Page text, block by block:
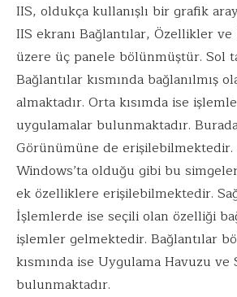
IIS, oldukça kullanışlı bir grafik
IIS ekranı Bağlantılar, Özellikler
üzere üç panele bölünmüştür. Sol
Bağlantılar kısmında bağlanılmış
almaktadır. Orta kısımda ise
uygulamalar bulunmaktadır.
Görünümüne de erişilebilmektedir.
Windows’ta olduğu gibi bu
ek özelliklere erişilebilmektedir.
İşlemlerde ise seçili olan özelliği
işlemler gelmektedir. Bağlantılar
kısmında ise Uygulama Havuzu
bulunmaktadır.